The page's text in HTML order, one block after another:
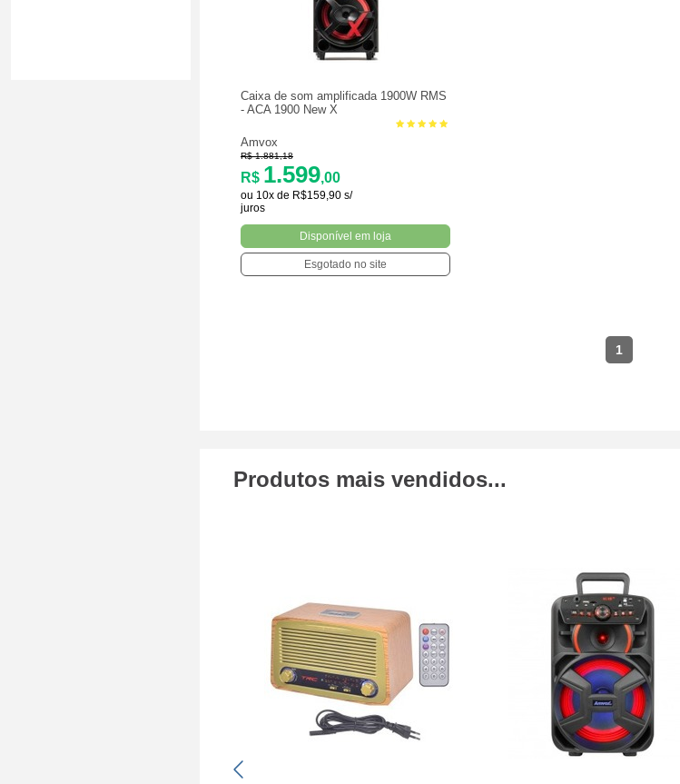
Caixa de som amplificada 1900W RMS
- ACA 1900 New X
Amvox
R$ 1.881,18
R$ 1.599,00
ou 10x de R$159,90 s/
juros
Disponível em loja
Esgotado no site
1
Produtos mais vendidos...